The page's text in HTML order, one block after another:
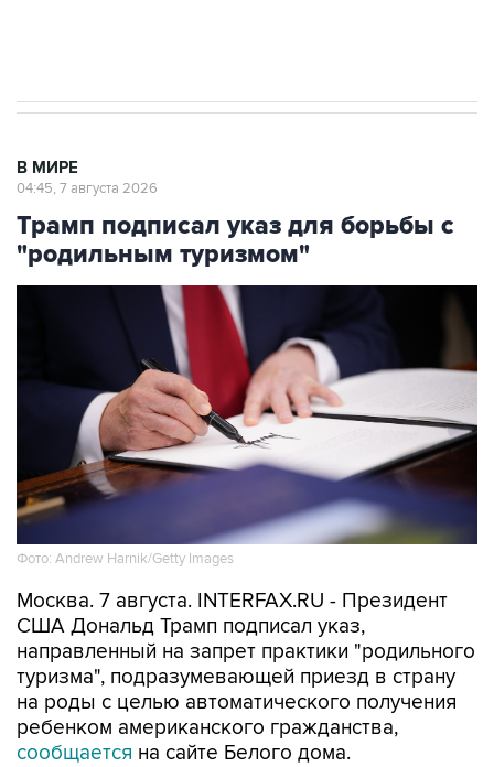
В МИРЕ
04:45, 7 августа 2026
Трамп подписал указ для борьбы с
"родильным туризмом"
Фото: Andrew Harnik/Getty Images
Москва. 7 августа. INTERFAX.RU - Президент
США Дональд Трамп подписал указ,
направленный на запрет практики "родильного
туризма", подразумевающей приезд в страну
на роды с целью автоматического получения
ребенком американского гражданства,
сообщается на сайте Белого дома.